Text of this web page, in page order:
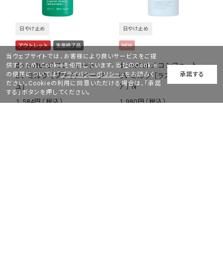
do natural コンフォート
UV ミルク ［ブライト ベージ
ュ］
日やけ止め
1,584
do natural コンフォート
UV ミルク ［ラスター クリ
ア］ N
日やけ止め
1,980
当ウェブサイトでは、お客様により良いサービスをご提
供するため、Cookieを使用しています。当社のCookie
の使用については「プライバシーポリシー 」をお読みく
ださい。Cookieの利用に同意いただける場合は、「承諾
する」ボタンを押してください。
承諾する